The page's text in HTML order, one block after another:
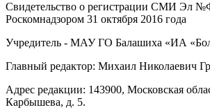
Свидетельство о регистрации СМИ Эл
Роскомнадзором 31 октября 2016 года
Учредитель - МАУ ГО Балашиха «ИА
Главный редактор: Михаил Николаевич
Адрес редакции: 143900, Московская
Карбышева, д. 5.